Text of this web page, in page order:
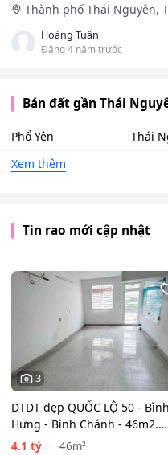
Thành phố Thái Nguyên,
Hoàng Tuấn
Đăng 4 năm trước
Bán đất gần Thái
Phổ Yên Thái
Xem thêm
Tin rao mới cập nhật
3
DTDT đẹp QUỐC LỘ 50 - Bình
Hưng - Bình Chánh - 46m2.
Nhỉnh 4T.y. HXH
4.1 tỷ
46m²